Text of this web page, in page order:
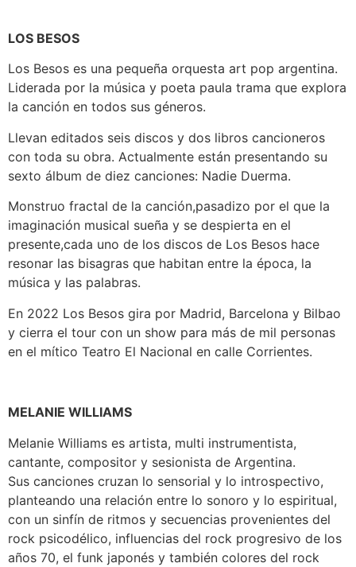
LOS BESOS
Los Besos es una pequeña orquesta art pop argentina.
Liderada por la música y poeta paula trama que explora
la canción en todos sus géneros.
Llevan editados seis discos y dos libros cancioneros
con toda su obra. Actualmente están presentando su
sexto álbum de diez canciones: Nadie Duerma.
Monstruo fractal de la canción,pasadizo por el que la
imaginación musical sueña y se despierta en el
presente,cada uno de los discos de Los Besos hace
resonar las bisagras que habitan entre la época, la
música y las palabras.
En 2022 Los Besos gira por Madrid, Barcelona y Bilbao
y cierra el tour con un show para más de mil personas
en el mítico Teatro El Nacional en calle Corrientes.
MELANIE WILLIAMS
Melanie Williams es artista, multi instrumentista,
cantante, compositor y sesionista de Argentina.
Sus canciones cruzan lo sensorial y lo introspectivo,
planteando una relación entre lo sonoro y lo espiritual,
con un sinfín de ritmos y secuencias provenientes del
rock psicodélico, influencias del rock progresivo de los
años 70, el funk japonés y también colores del rock